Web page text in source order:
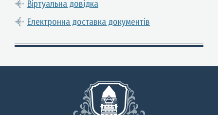
Віртуальна довідка
Електронна доставка документів